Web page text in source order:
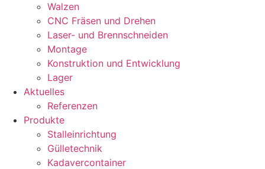
Walzen
CNC Fräsen und Drehen
Laser- und Brennschneiden
Montage
Konstruktion und Entwicklung
Lager
Aktuelles
Referenzen
Produkte
Stalleinrichtung
Gülletechnik
Kadavercontainer